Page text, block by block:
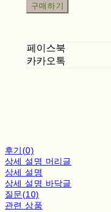
구매하기
페이스북
카카오톡
후기(0)
상세 설명 머리글
상세 설명
상세 설명 바닥글
질문(10)
관련 상품